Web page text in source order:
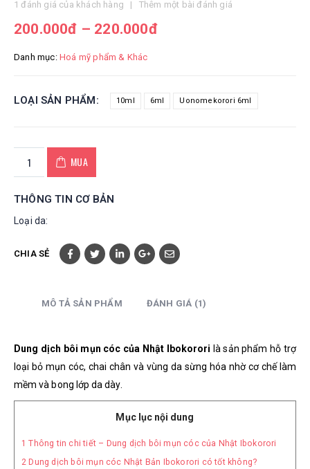
5.00out of 5
1 đánh giá của khách hàng | Thêm một bài đánh giá
200.000đ – 220.000đ
Danh mục: Hoá mỹ phẩm & Khác
LOẠI SẢN PHẨM 10ml 6ml Uonomekorori 6ml
MUA
THÔNG TIN CƠ BẢN
Loại da:
CHIA SẺ
MÔ TẢ SẢN PHẨM ĐÁNH GIÁ (1)
Dung dịch bôi mụn cóc của Nhật Ibokorori là sản phẩm hỗ trợ
loại bỏ mụn cóc, chai chân và vùng da sừng hóa nhờ cơ chế làm
mềm và bong lớp da dày.
Mục lục nội dung
1 Thông tin chi tiết – Dung dịch bôi mụn cóc của Nhật Ibokorori
2 Dung dịch bôi mụn cóc Nhật Bản Ibokorori có tốt không?